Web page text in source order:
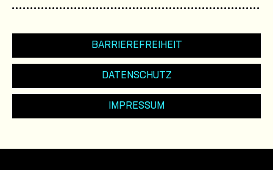
BARRIEREFREIHEIT
DATENSCHUTZ
IMPRESSUM